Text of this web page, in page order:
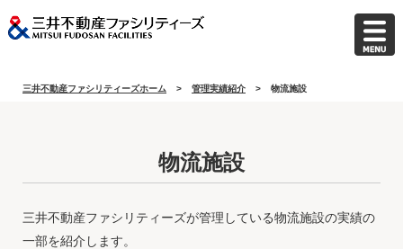
三井不動産ファシリティーズホーム 管理実績紹介 物流施設
物流施設
三井不動産ファシリティーズが管理している物流施設の実績の
一部を紹介します。